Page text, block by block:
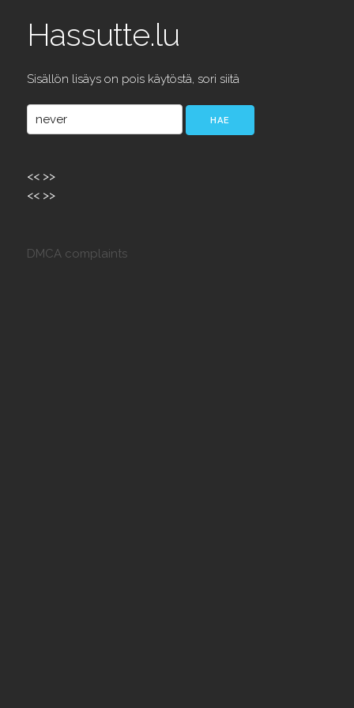
Hassutte.lu
Sisällön lisäys on pois käytöstä, sori siitä
<< >>
<< >>
DMCA complaints